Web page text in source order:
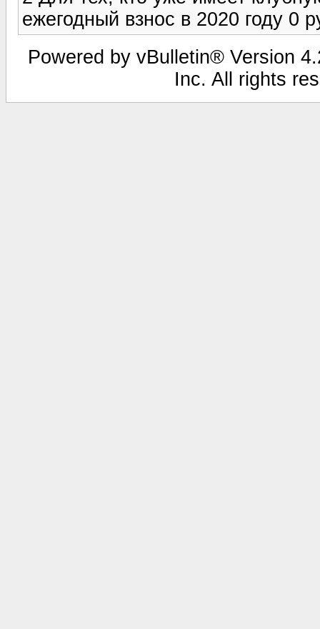
ежегодный взнос в 2020 году 0
Powered by vBulletin® Version
Inc. All rights